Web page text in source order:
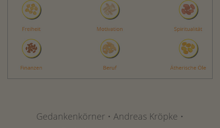
Gedankenkörner • Andreas Kröpke •